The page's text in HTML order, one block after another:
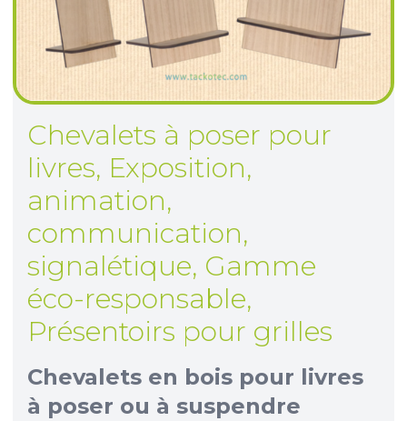
Chevalets à poser pour
livres, Exposition,
animation,
communication,
signalétique, Gamme
éco-responsable,
Présentoirs pour grilles
Chevalets en bois pour livres
à poser ou à suspendre